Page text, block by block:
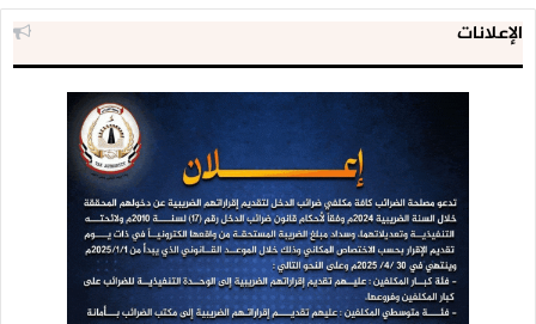
ويؤكد رويوران أن إيران تتعامل مع المفاوضات من موقع القوة،
وترفض أي إملاءات أمريكية مهما كانت الضغوط، مشيراً إلى أن
طهران لن تتعامل بجدية مع التصريحات المتناقضة الصادرة عن
المسؤولين الأمريكيين، وأن أي تفاهم لن يكون ذا قيمة ما لم يتم
التوافق عليه بشكل رسمي ومباشر بين الطرفين.
وفي ختام مداخلته، يعتبر الدكتور رويوران أن التناقضات داخل
الموقف الأمريكي، سواء في تصريحات ترامب أو وزير الخارجية ماركو
روبيو أو غيرهما من المسؤولين، تعكس حجم الارتباك داخل الإدارة
الأمريكية، في ظل العجز عن حسم الخيارات بين التصعيد العسكري
الإعلانات